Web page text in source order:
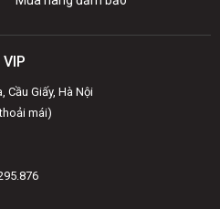
Cầu Giấy, Hà Nội
mái)